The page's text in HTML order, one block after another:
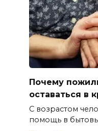
Почему
оставаться в
С возрастом
помощь в